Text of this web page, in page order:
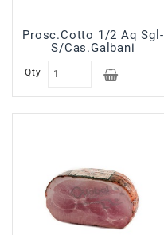
Prosc.Cotto 1/2 Aq Sgl-
S/Cas.Galbani
Qty